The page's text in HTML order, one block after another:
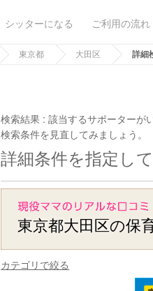
シッターになる ご利用の流れ
東京都 大田区 詳細
検索結果 :該当するサポーターが
検索条件を見直してみましょう。
詳細条件を指定し
東京都大田区の保
カテゴリで絞る